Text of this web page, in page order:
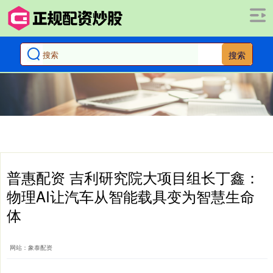
搜索
普惠配资 吉利研究院大项目组长丁鑫：
物理AI让汽车从智能载具变为智慧生命
体
网站：象泰配资